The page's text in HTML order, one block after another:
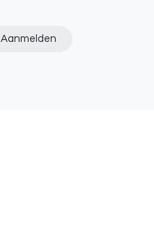
Aanmelden